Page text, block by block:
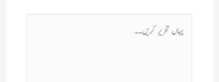
یہاں
تحریر